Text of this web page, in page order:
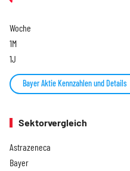
Woche
1M
1J
Bayer Aktie Kennzahlen und Details
Sektorvergleich
Astrazeneca
Bayer